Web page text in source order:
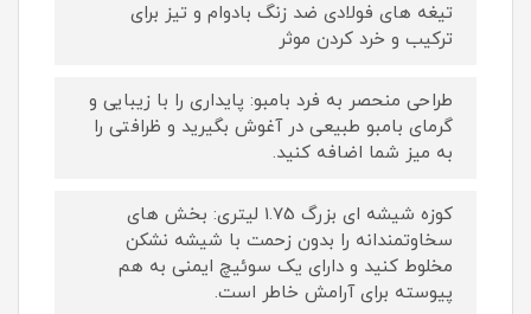
تیغه های فولادی ضد زنگ بادوام و تیز برای
ترکیب و خرد کردن موثر
طراحی منحصر به فرد بامبو: پایداری را با زیبایی و
گرمای بامبو طبیعی در آغوش بگیرید و ظرافتی را
به میز شما اضافه کنید.
کوزه شیشه ای بزرگ 1.75 لیتری: بخش های
سخاوتمندانه را بدون زحمت با شیشه نشکن
مخلوط کنید و دارای یک سوئیچ ایمنی به هم
پیوسته برای آرامش خاطر است.